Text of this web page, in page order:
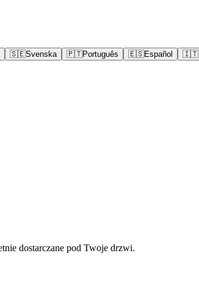
🇸🇪Svenska 🇵🇹Português 🇪🇸Español 🇮🇹
dostarczane pod Twoje drzwi.